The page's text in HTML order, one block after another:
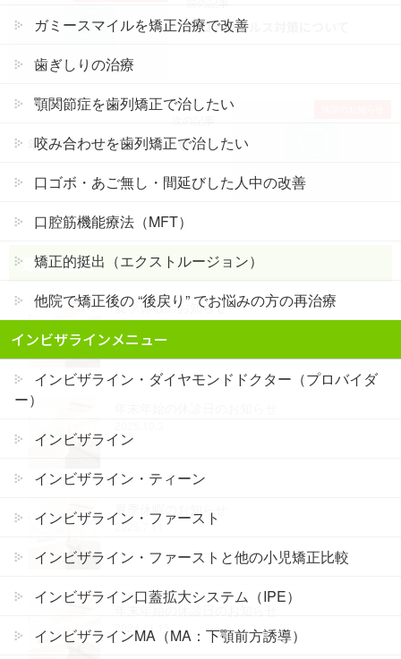
コロナウィルス対策について
年末年始の休診日のお知らせ
最近の投稿
夏季休暇のお知らせ
2026.6.5
夏季休暇のお知らせ
2025.7.11
年末年始の休診日のお知らせ
2024.11.15
ガミースマイルを矯正治療で改善
歯ぎしりの治療
顎関節症を歯列矯正で治したい
咬み合わせを歯列矯正で治したい
口ゴボ・あご無し・間延びした人中の改善
口腔筋機能療法（MFT）
矯正的挺出（エクストルージョン）
他院で矯正後の “後戻り” でお悩みの方の再治療
インビザラインメニュー
インビザライン・ダイヤモンドドクター（プロバイダ
ー）
インビザライン
インビザライン・ティーン
インビザライン・ファースト
インビザライン・ファーストと他の小児矯正比較
インビザライン口蓋拡大システム（IPE）
インビザラインMA（MA：下顎前方誘導）